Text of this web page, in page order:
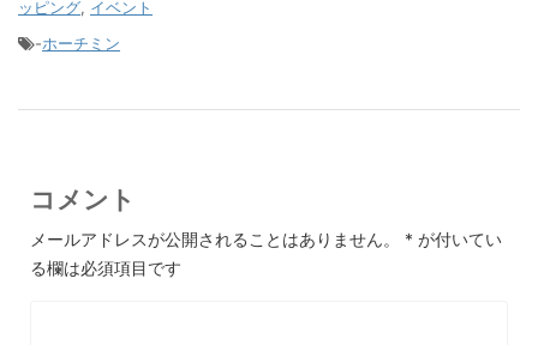
ッピング, イベント
-ホーチミン
コメント
メールアドレスが公開されることはありません。 * が付いてい
る欄は必須項目です